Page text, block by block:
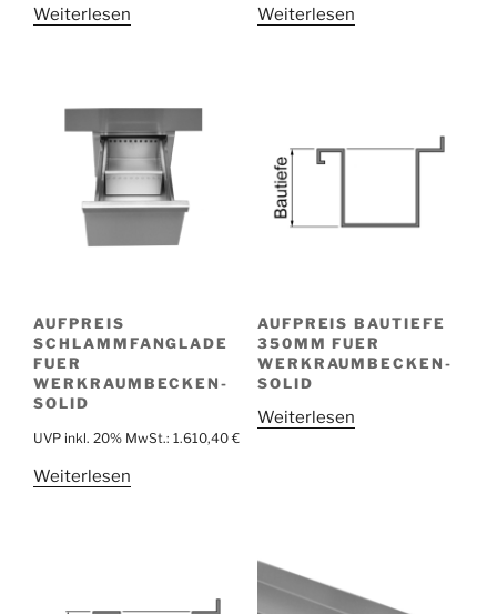
Weiterlesen Weiterlesen
AUFPREIS
SCHLAMMFANGLADE
FUER
WERKRAUMBECKEN-
SOLID
UVP inkl. 20% MwSt.: 1.610,40 €
Weiterlesen
AUFPREIS BAUTIEFE
350MM FUER
WERKRAUMBECKEN-
SOLID
Weiterlesen